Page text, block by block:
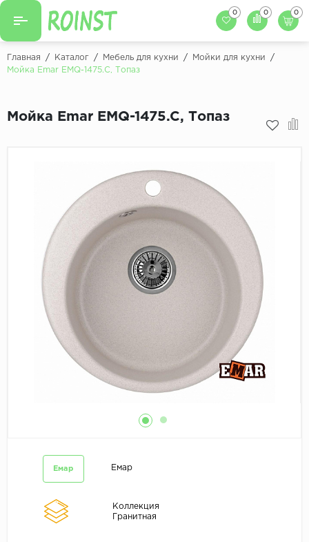
Назад Назад
Столешницы для
Декоры фасадов
Декоры кухонных фартуков
Декоры ЛДСП для мебели
Декоры обоев под мебель
0 0 0
Главная / Каталог / Мебель для кухни / Мойки для кухни
/
Мойка Emar EMQ-1475.C, Топаз
Мойка Emar EMQ-1475.C, Топаз
Емар Емар
Коллекция
Гранитная